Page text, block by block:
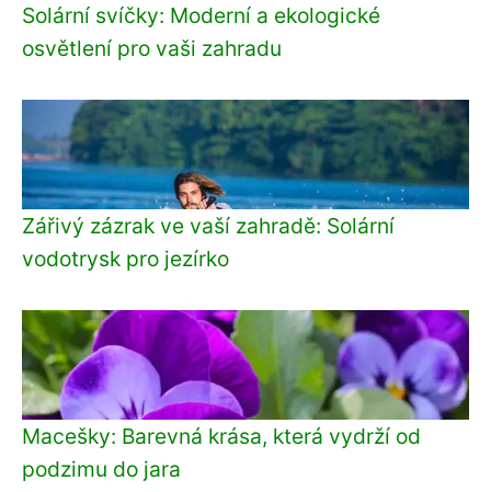
Solární svíčky: Moderní a ekologické
osvětlení pro vaši zahradu
Zářivý zázrak ve vaší zahradě: Solární
vodotrysk pro jezírko
Macešky: Barevná krása, která vydrží od
podzimu do jara